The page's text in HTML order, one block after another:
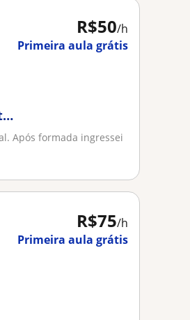
R$50/h
Primeira aula grátis
Após formada ingressei
R$75/h
Primeira aula grátis